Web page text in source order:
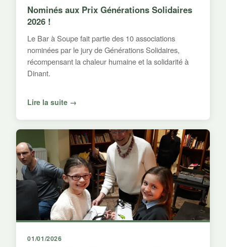
Nominés aux Prix Générations Solidaires
2026 !
Le Bar à Soupe fait partie des 10 associations
nominées par le jury de Générations Solidaires,
récompensant la chaleur humaine et la solidarité à
Dinant.
Lire la suite →
01/01/2026